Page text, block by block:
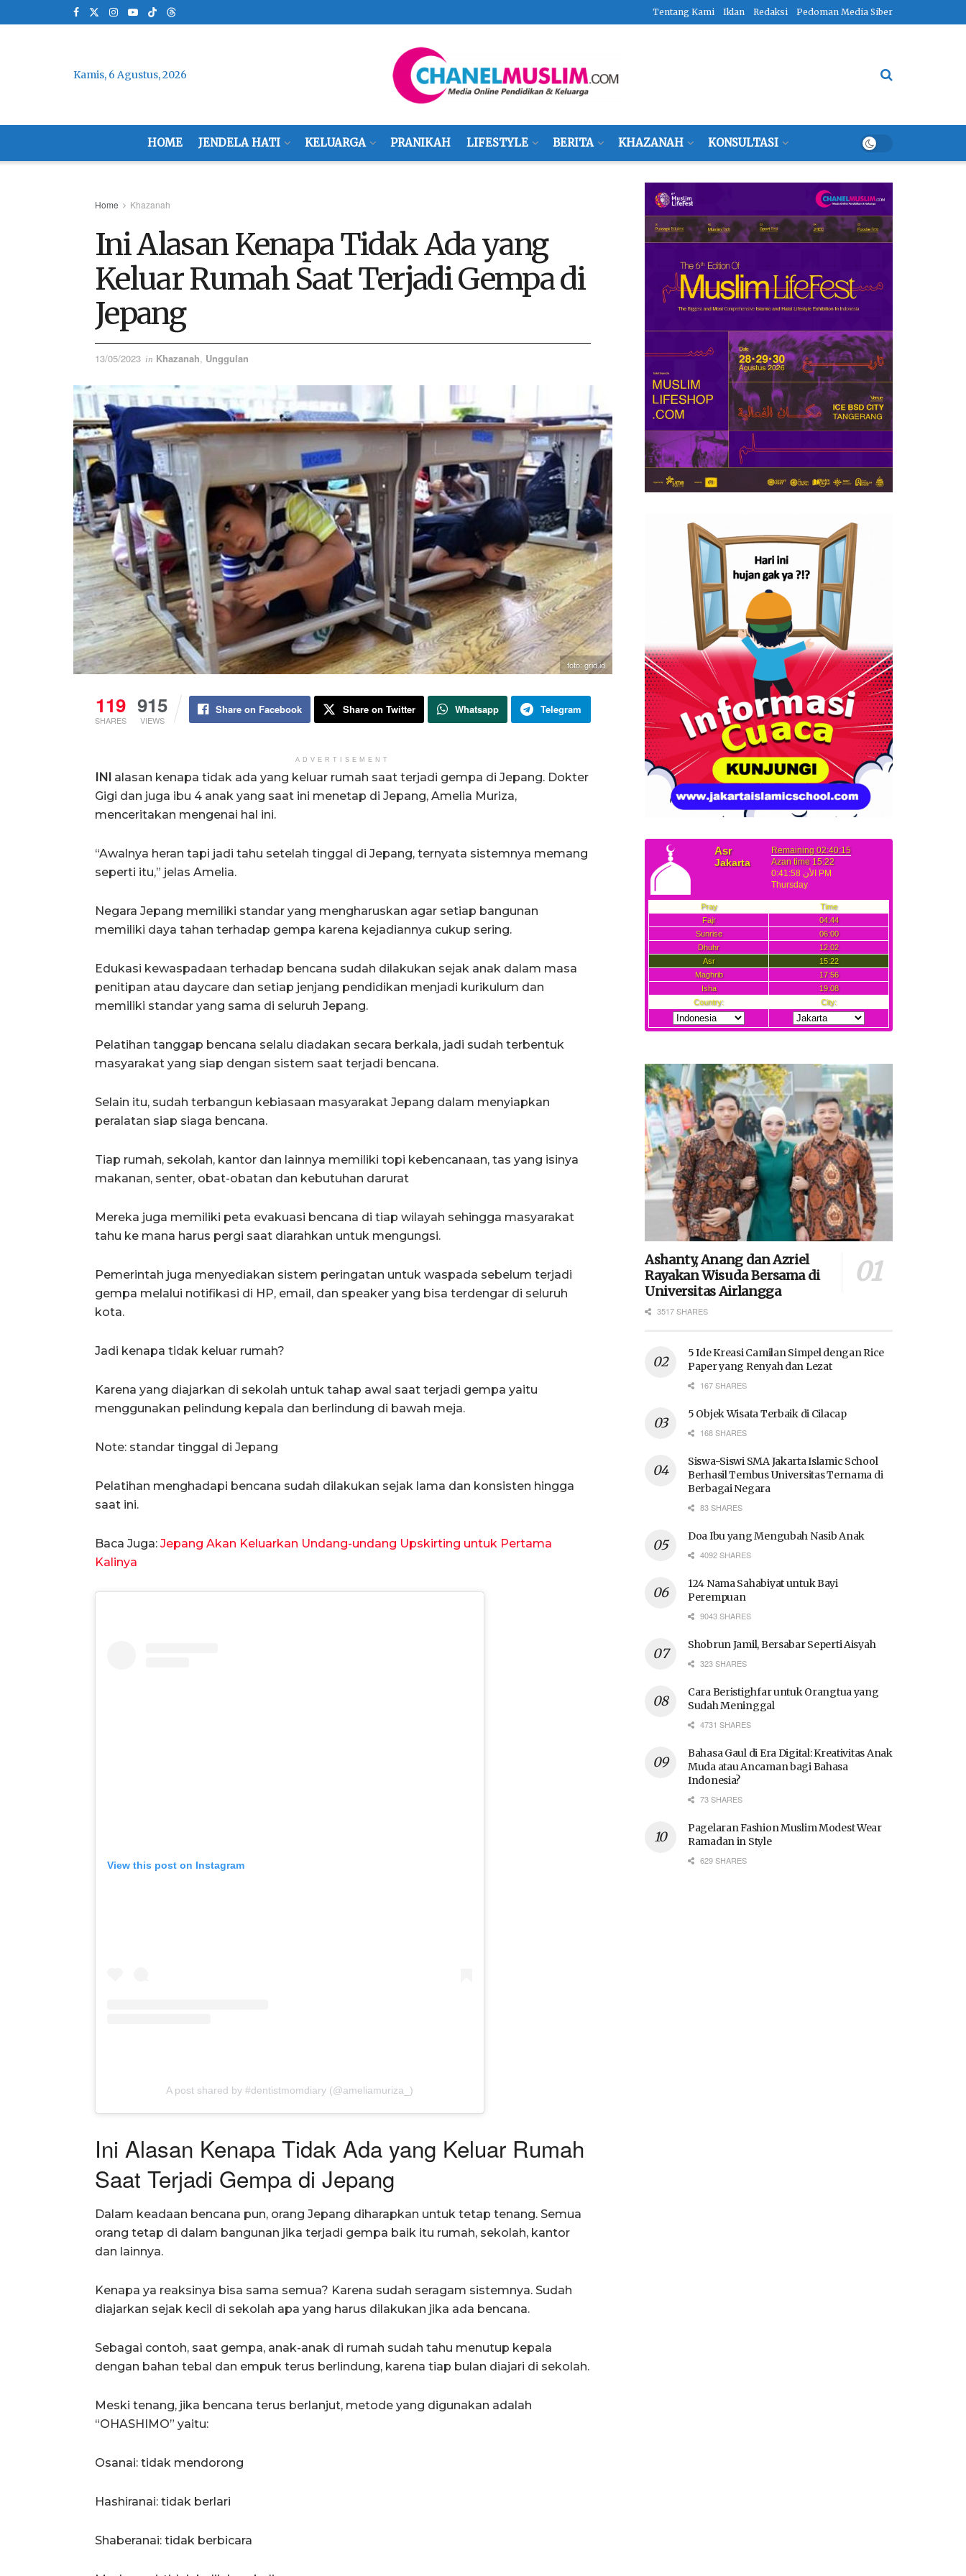
Tentang Kami Iklan Redaksi Pedoman Media Siber
Kamis, 6 Agustus, 2026
HOME JENDELA HATI KELUARGA PRANIKAH LIFESTYLE BERITA KHAZANAH KONSULTASI
Home Khazanah
Ini Alasan Kenapa Tidak Ada yang
Keluar Rumah Saat Terjadi Gempa di
Jepang
13/05/2023 in Khazanah, Unggulan
foto: grid.id
119
SHARES
915
VIEWS
Share on Facebook Share on Twitter Whatsapp Telegram
ADVERTISEMENT
INI alasan kenapa tidak ada yang keluar rumah saat terjadi gempa di Jepang. Dokter
Gigi dan juga ibu 4 anak yang saat ini menetap di Jepang, Amelia Muriza,
menceritakan mengenai hal ini.
“Awalnya heran tapi jadi tahu setelah tinggal di Jepang, ternyata sistemnya memang
seperti itu,” jelas Amelia.
Negara Jepang memiliki standar yang mengharuskan agar setiap bangunan
memiliki daya tahan terhadap gempa karena kejadiannya cukup sering.
Edukasi kewaspadaan terhadap bencana sudah dilakukan sejak anak dalam masa
penitipan atau daycare dan setiap jenjang pendidikan menjadi kurikulum dan
memiliki standar yang sama di seluruh Jepang.
Pelatihan tanggap bencana selalu diadakan secara berkala, jadi sudah terbentuk
masyarakat yang siap dengan sistem saat terjadi bencana.
Selain itu, sudah terbangun kebiasaan masyarakat Jepang dalam menyiapkan
peralatan siap siaga bencana.
Tiap rumah, sekolah, kantor dan lainnya memiliki topi kebencanaan, tas yang isinya
makanan, senter, obat-obatan dan kebutuhan darurat
Mereka juga memiliki peta evakuasi bencana di tiap wilayah sehingga masyarakat
tahu ke mana harus pergi saat diarahkan untuk mengungsi.
Pemerintah juga menyediakan sistem peringatan untuk waspada sebelum terjadi
gempa melalui notifikasi di HP, email, dan speaker yang bisa terdengar di seluruh
kota.
Jadi kenapa tidak keluar rumah?
Karena yang diajarkan di sekolah untuk tahap awal saat terjadi gempa yaitu
menggunakan pelindung kepala dan berlindung di bawah meja.
Note: standar tinggal di Jepang
Pelatihan menghadapi bencana sudah dilakukan sejak lama dan konsisten hingga
saat ini.
Baca Juga: Jepang Akan Keluarkan Undang-undang Upskirting untuk Pertama
Kalinya
View this post on Instagram
A post shared by #dentistmomdiary (@ameliamuriza_)
Ini Alasan Kenapa Tidak Ada yang Keluar Rumah
Saat Terjadi Gempa di Jepang
Dalam keadaan bencana pun, orang Jepang diharapkan untuk tetap tenang. Semua
orang tetap di dalam bangunan jika terjadi gempa baik itu rumah, sekolah, kantor
dan lainnya.
Kenapa ya reaksinya bisa sama semua? Karena sudah seragam sistemnya. Sudah
diajarkan sejak kecil di sekolah apa yang harus dilakukan jika ada bencana.
Sebagai contoh, saat gempa, anak-anak di rumah sudah tahu menutup kepala
dengan bahan tebal dan empuk terus berlindung, karena tiap bulan diajari di sekolah.
Meski tenang, jika bencana terus berlanjut, metode yang digunakan adalah
“OHASHIMO” yaitu:
Osanai: tidak mendorong
Hashiranai: tidak berlari
Shaberanai: tidak berbicara
Ashanty, Anang dan Azriel
Rayakan Wisuda Bersama di
Universitas Airlangga
3517 SHARES
5 Ide Kreasi Camilan Simpel dengan Rice
Paper yang Renyah dan Lezat
167 SHARES
5 Objek Wisata Terbaik di Cilacap
168 SHARES
Siswa-Siswi SMA Jakarta Islamic School
Berhasil Tembus Universitas Ternama di
Berbagai Negara
83 SHARES
Doa Ibu yang Mengubah Nasib Anak
4092 SHARES
124 Nama Sahabiyat untuk Bayi
Perempuan
9043 SHARES
Shobrun Jamil, Bersabar Seperti Aisyah
323 SHARES
Cara Beristighfar untuk Orangtua yang
Sudah Meninggal
4731 SHARES
Bahasa Gaul di Era Digital: Kreativitas Anak
Muda atau Ancaman bagi Bahasa
Indonesia?
73 SHARES
Pagelaran Fashion Muslim Modest Wear
Ramadan in Style
629 SHARES